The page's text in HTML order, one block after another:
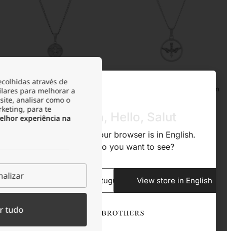
Colar Homem Prateado com
Medalha Espirito Santo
29.99€ 22.49 €
Colar Homem Prateado Freedom
-50%
Venda Flash
através de
para melhorar a
analisar como o
para te
experiência na
tudo
Olá, Hola, Hello, Salut
We noticed that your browser is in English.
What store do you want to see?
View store in Portuguese View store in English